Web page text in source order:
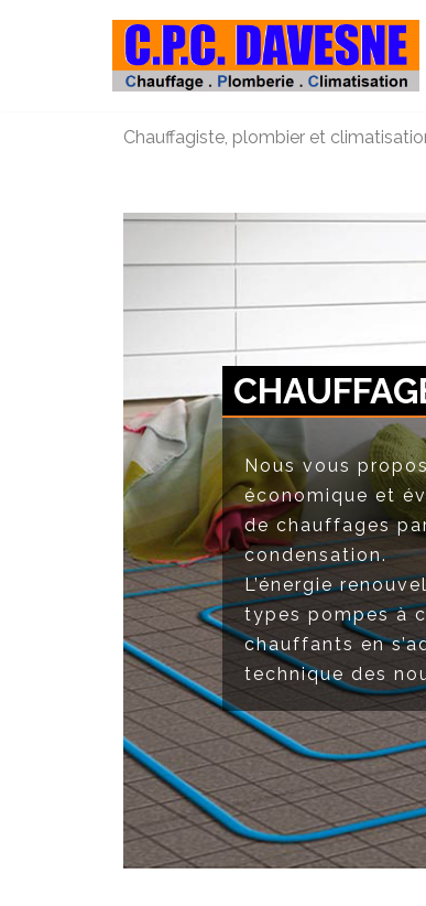
Chauffagiste, plombier et
Nous vous
économique et
de chauffages
condensation.
L’énergie
types pompes à
chauffants en
technique des